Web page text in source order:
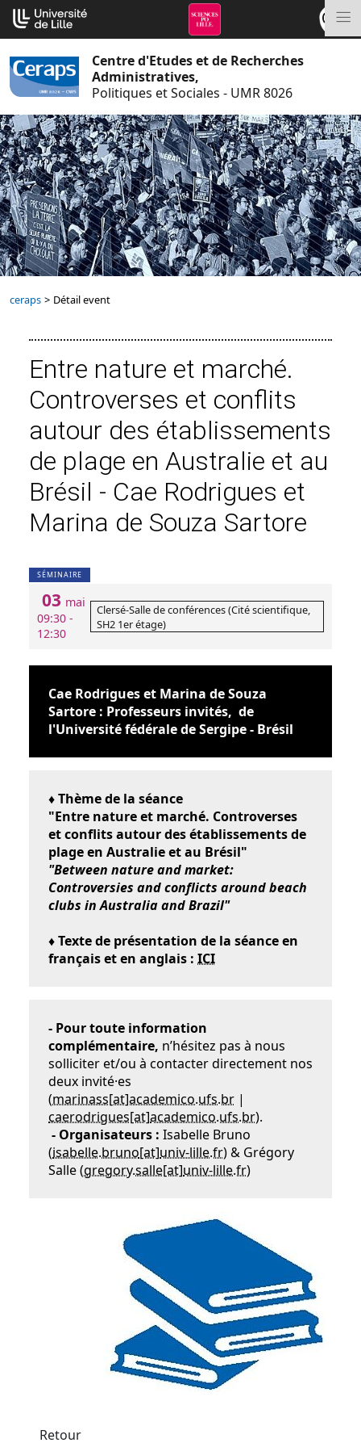
Aller
au
contenu
Centre d'Etudes et de Recherches
Administratives,
Politiques et Sociales - UMR 8026
ceraps > Détail event
Entre nature et marché.
Controverses et conflits
autour des établissements
de plage en Australie et au
Brésil - Cae Rodrigues et
Marina de Souza Sartore
SÉMINAIRE
03 mai
09:30 -
12:30
Clersé-Salle de conférences (Cité scientifique,
SH2 1er étage)
Cae Rodrigues et Marina de Souza
Sartore : Professeurs invités, de
l'Université fédérale de Sergipe - Brésil
♦ Thème de la séance
"Entre nature et marché. Controverses
et conflits autour des établissements de
plage en Australie et au Brésil"
"Between nature and market:
Controversies and conflicts around beach
clubs in Australia and Brazil"
♦ Texte de présentation de la séance en
français et en anglais : ICI
- Pour toute information
complémentaire, n’hésitez pas à nous
solliciter et/ou à contacter directement nos
deux invité·es
(marinass[at]academico.ufs.br |
caerodrigues[at]academico.ufs.br).
- Organisateurs : Isabelle Bruno
(isabelle.bruno[at]univ-lille.fr) & Grégory
Salle (gregory.salle[at]univ-lille.fr)
Retour
Cookies management panel